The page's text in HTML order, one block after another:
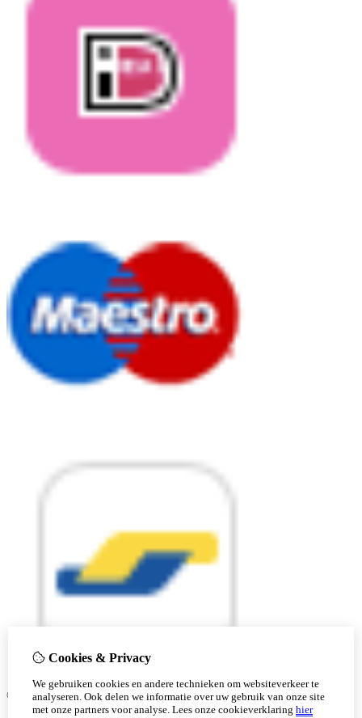
© Copyright 2026 |
Cookies & Privacy
We gebruiken cookies en andere technieken om websiteverkeer te
analyseren. Ook delen we informatie over uw gebruik van onze site
met onze partners voor analyse. Lees onze cookieverklaring hier